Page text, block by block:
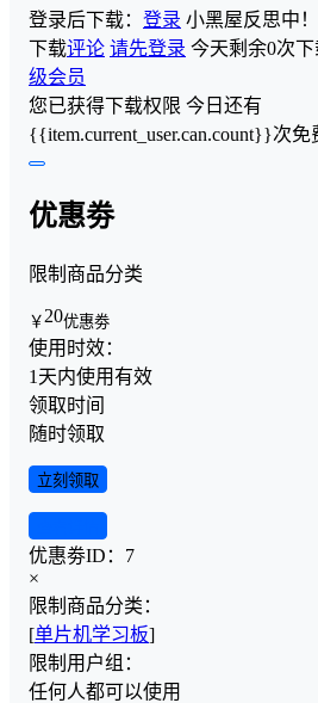
登录后下载： 登录 小黑屋反思中！
下载评论 请先登录 今天剩余0次下
级会员
您已获得下载权限 今日还有
{{item.current_user.can.count}}次
优惠劵
限制商品分类
￥ 20优惠劵
使用时效：
1天内使用有效
领取时间
随时领取
立刻领取
优惠劵ID： 7
×
限制商品分类：
[单片机学习板]
限制用户组：
任何人都可以使用